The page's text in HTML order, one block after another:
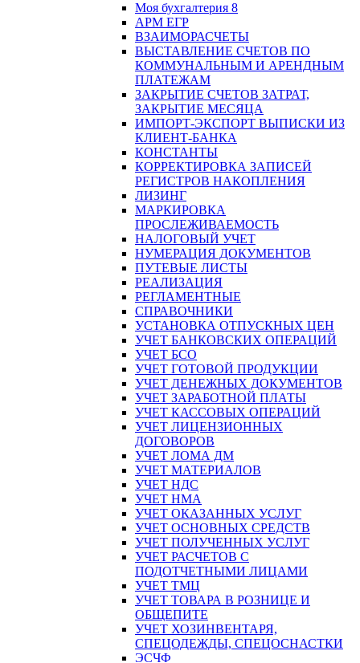
Моя бухгалтерия 8
АРМ ЕГР
ВЗАИМОРАСЧЕТЫ
ВЫСТАВЛЕНИЕ СЧЕТОВ ПО
КОММУНАЛЬНЫМ И АРЕНДНЫМ
ПЛАТЕЖАМ
ЗАКРЫТИЕ СЧЕТОВ ЗАТРАТ,
ЗАКРЫТИЕ МЕСЯЦА
ИМПОРТ-ЭКСПОРТ ВЫПИСКИ ИЗ
КЛИЕНТ-БАНКА
КОНСТАНТЫ
КОРРЕКТИРОВКА ЗАПИСЕЙ
РЕГИСТРОВ НАКОПЛЕНИЯ
ЛИЗИНГ
МАРКИРОВКА
ПРОСЛЕЖИВАЕМОСТЬ
НАЛОГОВЫЙ УЧЕТ
НУМЕРАЦИЯ ДОКУМЕНТОВ
ПУТЕВЫЕ ЛИСТЫ
РЕАЛИЗАЦИЯ
РЕГЛАМЕНТНЫЕ
СПРАВОЧНИКИ
УСТАНОВКА ОТПУСКНЫХ ЦЕН
УЧЕТ БАНКОВСКИХ ОПЕРАЦИЙ
УЧЕТ БСО
УЧЕТ ГОТОВОЙ ПРОДУКЦИИ
УЧЕТ ДЕНЕЖНЫХ ДОКУМЕНТОВ
УЧЕТ ЗАРАБОТНОЙ ПЛАТЫ
УЧЕТ КАССОВЫХ ОПЕРАЦИЙ
УЧЕТ ЛИЦЕНЗИОННЫХ
ДОГОВОРОВ
УЧЕТ ЛОМА ДМ
УЧЕТ МАТЕРИАЛОВ
УЧЕТ НДС
УЧЕТ НМА
УЧЕТ ОКАЗАННЫХ УСЛУГ
УЧЕТ ОСНОВНЫХ СРЕДСТВ
УЧЕТ ПОЛУЧЕННЫХ УСЛУГ
УЧЕТ РАСЧЕТОВ С
ПОДОТЧЕТНЫМИ ЛИЦАМИ
УЧЕТ ТМЦ
УЧЕТ ТОВАРА В РОЗНИЦЕ И
ОБЩЕПИТЕ
УЧЕТ ХОЗИНВЕНТАРЯ,
СПЕЦОДЕЖДЫ, СПЕЦОСНАСТКИ
ЭСЧФ